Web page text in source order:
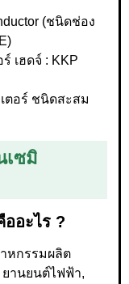
(ชนิดช่อง
เฮดจ์ : KKP
ตอร์ ชนิดสะสม
เซมิ
อะไร ?
หกรรมผลิต
านยนต์ไฟฟ้า,